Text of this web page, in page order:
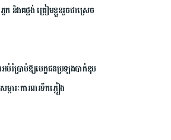
នែក​ និង​គថ្លង់​ ត្រៀមខ្លួន​រួច​ជាស្រេច​
ប់រំ​ប្រាប់​ឱ្យ​បេក្ខជន​ប្រឡង​បាក់ឌុប​
ភារៈ​ការពារ​ទឹកភ្លៀង​